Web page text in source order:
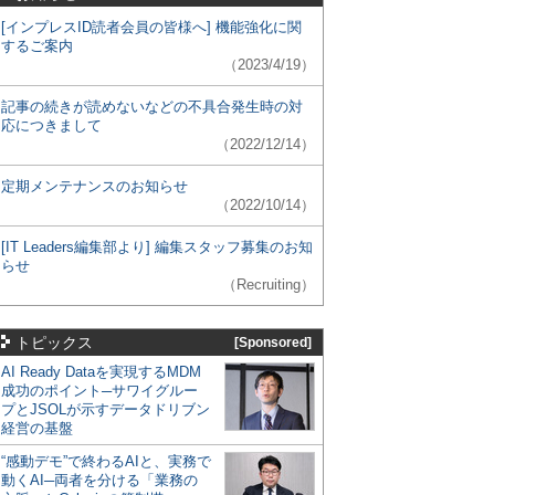
[インプレスID読者会員の皆様へ] 機能強化に関
するご案内
（2023/4/19）
記事の続きが読めないなどの不具合発生時の対
応につきまして
（2022/12/14）
定期メンテナンスのお知らせ
（2022/10/14）
[IT Leaders編集部より] 編集スタッフ募集のお知
らせ
（Recruiting）
トピックス [Sponsored]
AI Ready Dataを実現するMDM
成功のポイント─サワイグルー
プとJSOLが示すデータドリブン
経営の基盤
“感動デモ”で終わるAIと、実務で
動くAI─両者を分ける「業務の